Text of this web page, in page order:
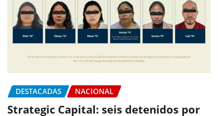
DESTACADAS NACIONAL
Strategic Capital: seis detenidos por